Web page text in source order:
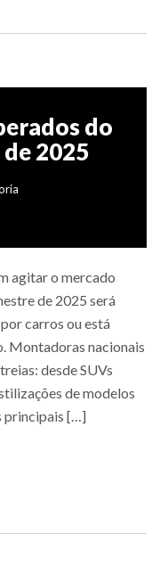
do
2025
agitar o mercado
de 2025 será
carros ou está
Montadoras nacionais
desde SUVs
de modelos
principais […]